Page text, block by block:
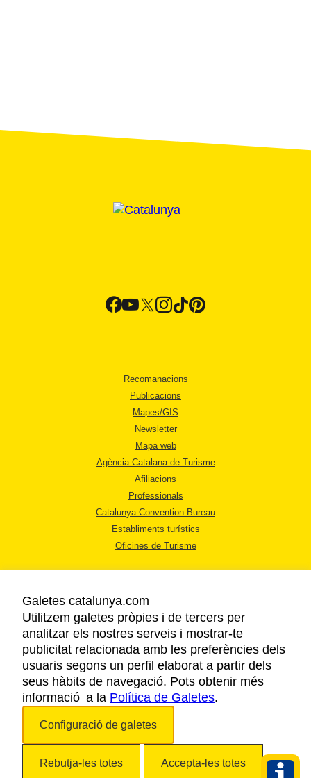
Recomanacions
Publicacions
Mapes/GIS
Newsletter
Mapa web
Agència Catalana de Turisme
Afiliacions
Professionals
Catalunya Convention Bureau
Establiments turístics
Oficines de Turisme
AVÍS LEGAL
POLÍTICA DE PRIVACITAT
COOKIES
ACCESSIBILITAT
Galetes catalunya.com
Utilitzem galetes pròpies i de tercers per
analitzar els nostres serveis i mostrar-te
publicitat relacionada amb les preferències dels
usuaris segons un perfil elaborat a partir dels
seus hàbits de navegació. Pots obtenir més
informació a la Política de Galetes.
Configuració de galetes
Rebutja-les totes Accepta-les totes